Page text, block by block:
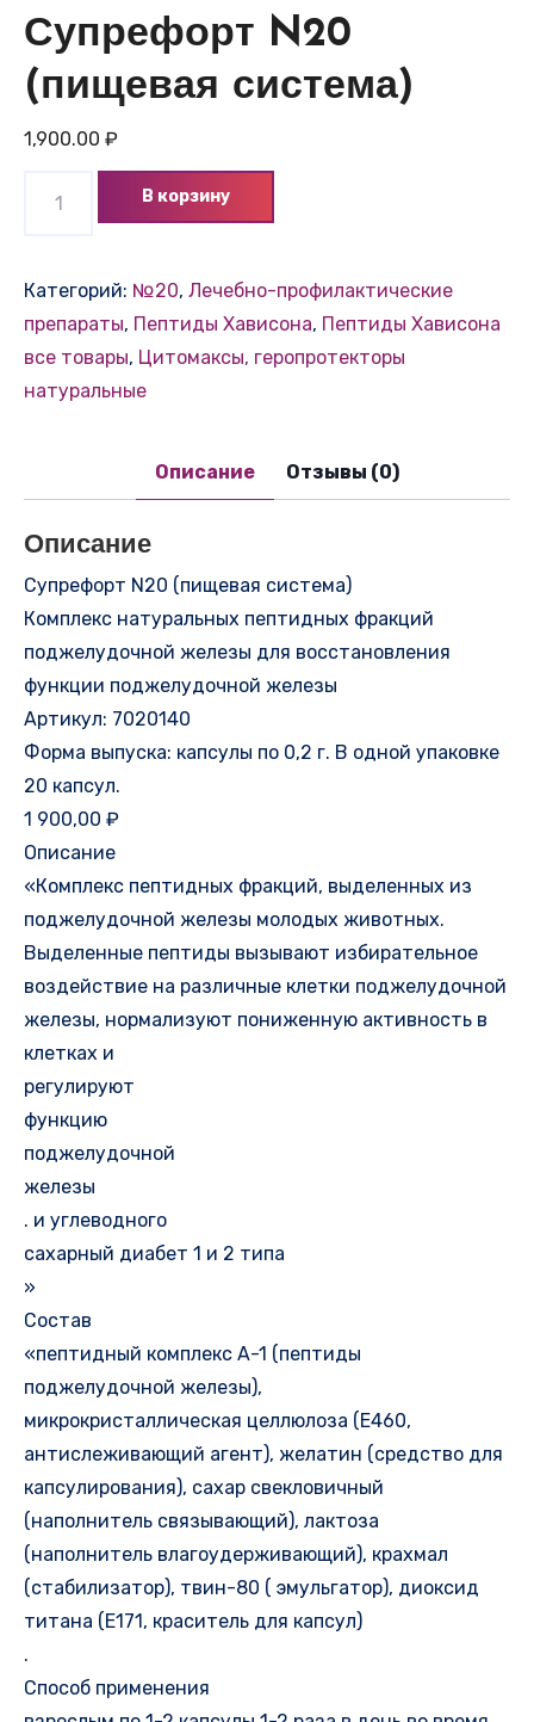
Супрефорт N20
(пищевая система)
1,900.00 ₽
N20
(пищевая
система)
В корзину
Категорий: №20, Лечебно-профилактические
препараты, Пептиды Хависона, Пептиды Хависона
все товары, Цитомаксы, геропротекторы
натуральные
Описание Отзывы (0)
Описание
Супрефорт N20 (пищевая система)
Комплекс натуральных пептидных фракций
поджелудочной железы для восстановления
функции поджелудочной железы
Артикул: 7020140
Форма выпуска: капсулы по 0,2 г. В одной упаковке
20 капсул.
1 900,00 ₽
Описание
«Комплекс пептидных фракций, выделенных из
поджелудочной железы молодых животных.
Выделенные пептиды вызывают избирательное
воздействие на различные клетки поджелудочной
железы, нормализуют пониженную активность в
клетках и
регулируют
функцию
поджелудочной
железы
. и углеводного
сахарный диабет 1 и 2 типа
»
Состав
«пептидный комплекс А-1 (пептиды
поджелудочной железы),
микрокристаллическая целлюлоза (Е460,
антислеживающий агент), желатин (средство для
капсулирования), сахар свекловичный
(наполнитель связывающий), лактоза
(наполнитель влагоудерживающий), крахмал
(стабилизатор), твин-80 ( эмульгатор), диоксид
титана (Е171, краситель для капсул)
.
Способ применения